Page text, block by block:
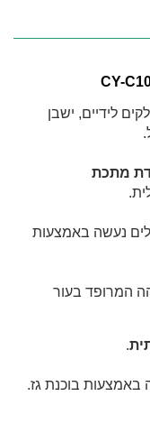
CY-
חלקים לידיים, ישבן
מתכת
נעשה באמצעות
המרופד בעור
.
באמצעות בוכנת גז.